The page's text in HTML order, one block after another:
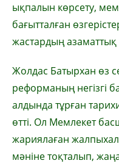
ықпалын көрсету,
бағытталған
жастардың азаматтық
Жолдас Батырхан өз
реформаның негізгі
алдында тұрған
өтті. Ол Мемлекет
жариялаған
мәніне тоқталып,